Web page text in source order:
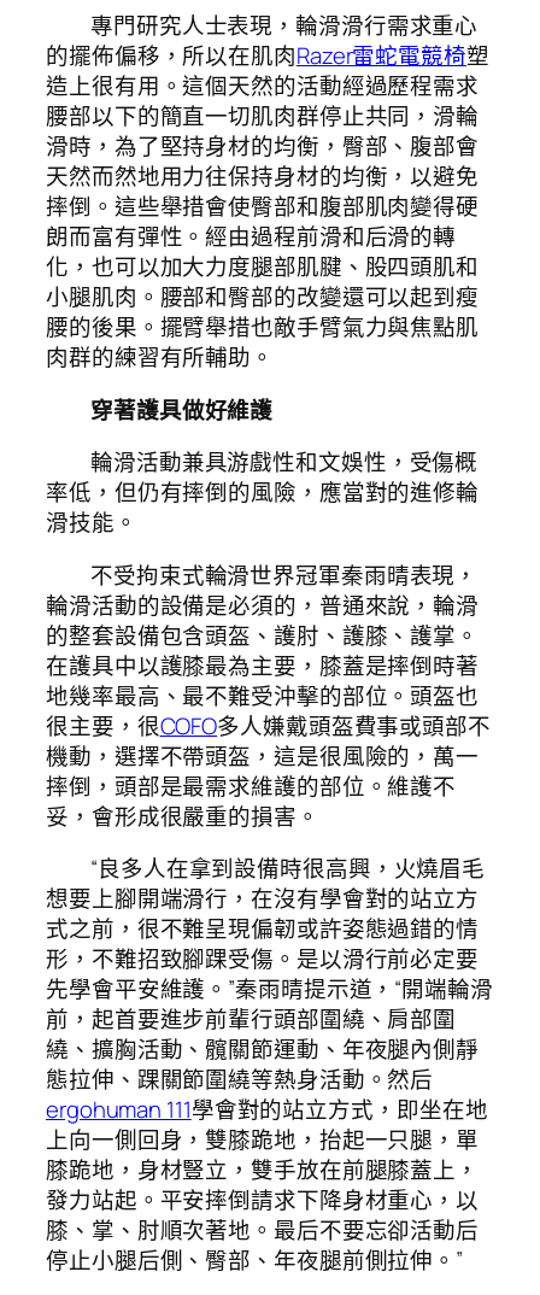
專門研究人士表現，輪滑滑行需求重心
的擺佈偏移，所以在肌肉Razer雷蛇電競椅塑
造上很有用。這個天然的活動經過歷程需求
腰部以下的簡直一切肌肉群停止共同，滑輪
滑時，為了堅持身材的均衡，臀部、腹部會
天然而然地用力往保持身材的均衡，以避免
摔倒。這些舉措會使臀部和腹部肌肉變得硬
朗而富有彈性。經由過程前滑和后滑的轉
化，也可以加大力度腿部肌腱、股四頭肌和
小腿肌肉。腰部和臀部的改變還可以起到瘦
腰的後果。擺臂舉措也敵手臂氣力與焦點肌
肉群的練習有所輔助。
穿著護具做好維護
輪滑活動兼具游戲性和文娛性，受傷概
率低，但仍有摔倒的風險，應當對的進修輪
滑技能。
不受拘束式輪滑世界冠軍秦雨晴表現，
輪滑活動的設備是必須的，普通來說，輪滑
的整套設備包含頭盔、護肘、護膝、護掌。
在護具中以護膝最為主要，膝蓋是摔倒時著
地幾率最高、最不難受沖擊的部位。頭盔也
很主要，很COFO多人嫌戴頭盔費事或頭部不
機動，選擇不帶頭盔，這是很風險的，萬一
摔倒，頭部是最需求維護的部位。維護不
妥，會形成很嚴重的損害。
“良多人在拿到設備時很高興，火燒眉毛
想要上腳開端滑行，在沒有學會對的站立方
式之前，很不難呈現偏韌或許姿態過錯的情
形，不難招致腳踝受傷。是以滑行前必定要
先學會平安維護。”秦雨晴提示道，“開端輪滑
前，起首要進步前輩行頭部圍繞、肩部圍
繞、擴胸活動、髖關節運動、年夜腿內側靜
態拉伸、踝關節圍繞等熱身活動。然后
ergohuman 111學會對的站立方式，即坐在地
上向一側回身，雙膝跪地，抬起一只腿，單
膝跪地，身材豎立，雙手放在前腿膝蓋上，
發力站起。平安摔倒請求下降身材重心，以
膝、掌、肘順次著地。最后不要忘卻活動后
停止小腿后側、臀部、年夜腿前側拉伸。”